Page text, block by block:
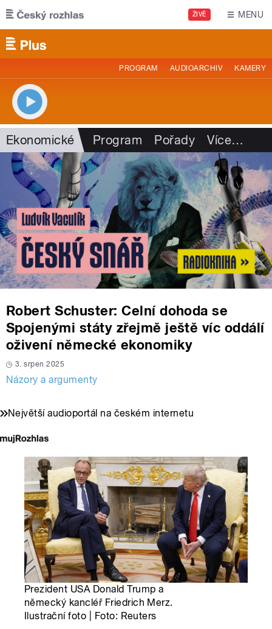
Přejít k hlavnímu obsahu
ŽIVĚ MENU
PROGRAM AUDIOARCHIV KAMERY
Ekonomické Program Pořady Více…
Robert Schuster: Celní dohoda se
Spojenými státy zřejmě ještě víc oddálí
oživení německé ekonomiky
3. srpen 2025
Názory a argumenty
Největší audioportál na českém internetu
Prezident USA Donald Trump a
německý kancléř Friedrich Merz.
Ilustrační foto | Foto: Reuters